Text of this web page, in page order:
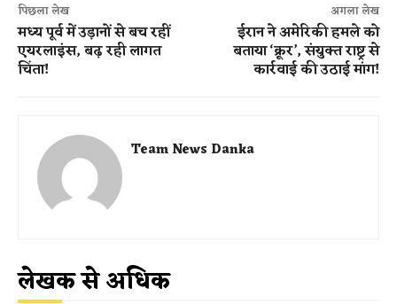
पिछला लेख
मध्य पूर्व में उड़ानों से बच रहीं
एयरलाइंस, बढ़ रही लागत
चिंता!
अगला लेख
ईरान ने अमेरिकी हमले को
बताया ‘क्रूर’, संयुक्त राष्ट्र से
कार्रवाई की उठाई मांग!
Team News Danka
लेखक से अधिक